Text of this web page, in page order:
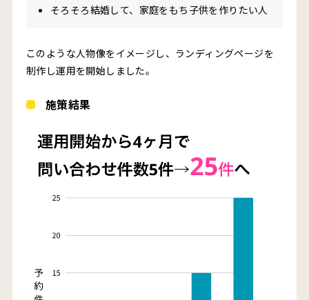
そろそろ結婚して、家庭をもち子供を作りたい人
このような人物像をイメージし、ランディングページを
制作し運用を開始しました。
施策結果